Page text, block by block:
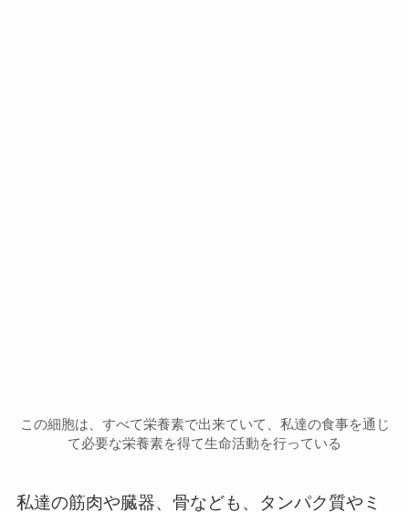
この細胞は、すべて栄養素で出来ていて、私達の食事を通じ
て必要な栄養素を得て生命活動を行っている
私達の筋肉や臓器、骨なども、タンパク質やミ